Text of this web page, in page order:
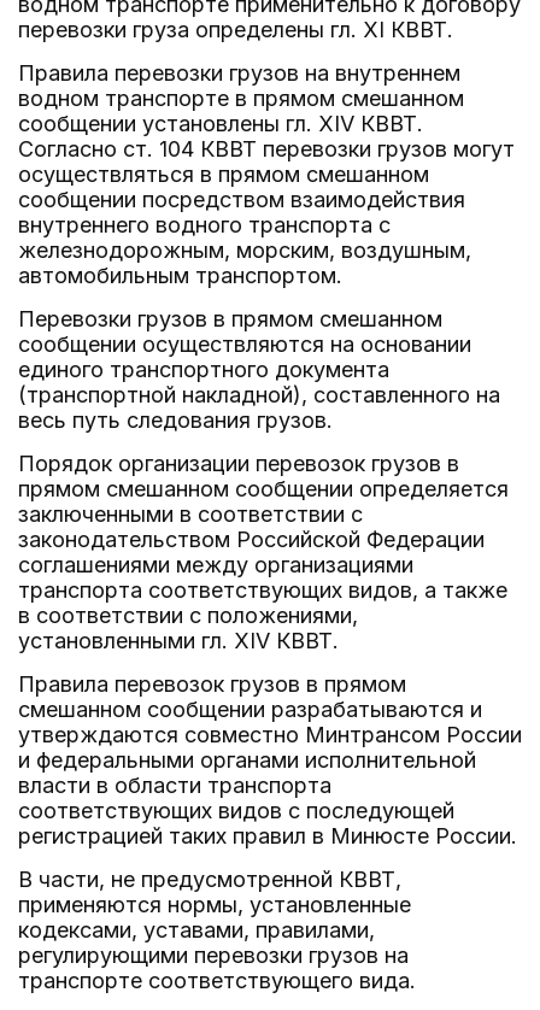
перевозки груза определены гл. XI КВВТ.
Правила перевозки грузов на внутреннем
водном транспорте в прямом смешанном
сообщении установлены гл. XIV КВВТ.
Согласно ст. 104 КВВТ перевозки грузов могут
осуществляться в прямом смешанном
сообщении посредством взаимодействия
внутреннего водного транспорта с
железнодорожным, морским, воздушным,
автомобильным транспортом.
Перевозки грузов в прямом смешанном
сообщении осуществляются на основании
единого транспортного документа
(транспортной накладной), составленного на
весь путь следования грузов.
Порядок организации перевозок грузов в
прямом смешанном сообщении определяется
заключенными в соответствии с
законодательством Российской Федерации
соглашениями между организациями
транспорта соответствующих видов, а также
в соответствии с положениями,
установленными гл. XIV КВВТ.
Правила перевозок грузов в прямом
смешанном сообщении разрабатываются и
утверждаются совместно Минтрансом России
и федеральными органами исполнительной
власти в области транспорта
соответствующих видов с последующей
регистрацией таких правил в Минюсте России.
В части, не предусмотренной КВВТ,
применяются нормы, установленные
кодексами, уставами, правилами,
регулирующими перевозки грузов на
транспорте соответствующего вида.